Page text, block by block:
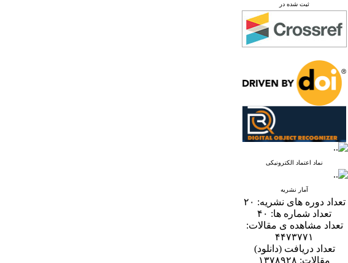
ثبت شده در
نماد اعتماد الکترونیکی
آمار نشریه
تعداد دوره های نشریه: ۲۰
تعداد شماره ها: ۴۰
تعداد مشاهده ی مقالات:
۴۴۷۳۷۷۱
تعداد دریافت (دانلود)
مقالات: ۱۳۷۸۹۲۸